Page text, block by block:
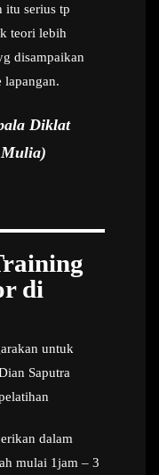
itu serius tp
teori lebih
disampaikan
lapangan.
Diklat
di
untuk
Saputra
dalam
mulai 1jam – 3